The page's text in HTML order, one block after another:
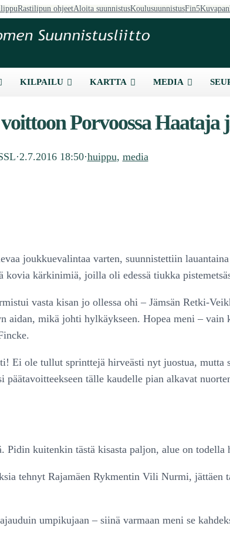
Rastilipun ohjeetAloita suunnistusKoulusuunnistusFin5
KILPAILU KARTTA MEDIA
Porvoossa Haataja
·2.7.2016 18:50·huippu, media
joukkuevalintaa varten, suunnistettiin lauantaina
kovia kärkinimiä, joilla oli edessä tiukka
vasta kisan jo ollessa ohi – Jämsän Retki-
mikä johti hylkäykseen. Hopea meni –
ole tullut sprinttejä hirveästi nyt juostua, mutta
tälle kaudelle pian alkavat
kuitenkin tästä kisasta paljon, alue on todella
tehnyt Rajamäen Rykmentin Vili Nurmi,
umpikujaan – siinä varmaan meni se